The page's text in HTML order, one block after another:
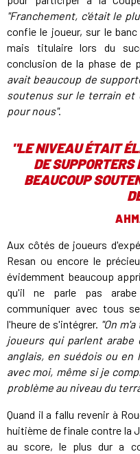
"Franchement, c'était le
confie le joueur, sur le
mais titulaire lors du
conclusion de la phase de
avait beaucoup de
soutenus sur le terrain et
pour nous".
"LE NIVEAU ÉTAIT
DE
BEAUCOUP
Aux côtés de joueurs
Resan ou encore le
évidemment beaucoup
qu'il ne parle pas
communiquer avec tous
l'heure de s'intégrer. "On
joueurs qui parlent arabe
anglais, en suédois ou
avec moi, même si je
problème au niveau du
Quand il a fallu revenir à
huitième de finale contre la
au score, le plus dur a